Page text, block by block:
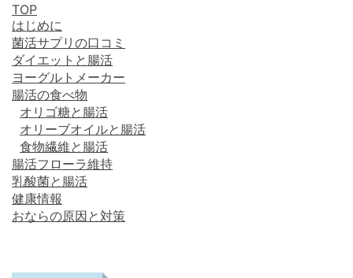
TOP
はじめに
菌活サプリの口コミ
ダイエットと腸活
ヨーグルトメーカー
腸活の食べ物
オリゴ糖と腸活
オリーブオイルと腸活
食物繊維と腸活
腸活フローラ維持
乳酸菌と腸活
健康情報
おならの原因と対策